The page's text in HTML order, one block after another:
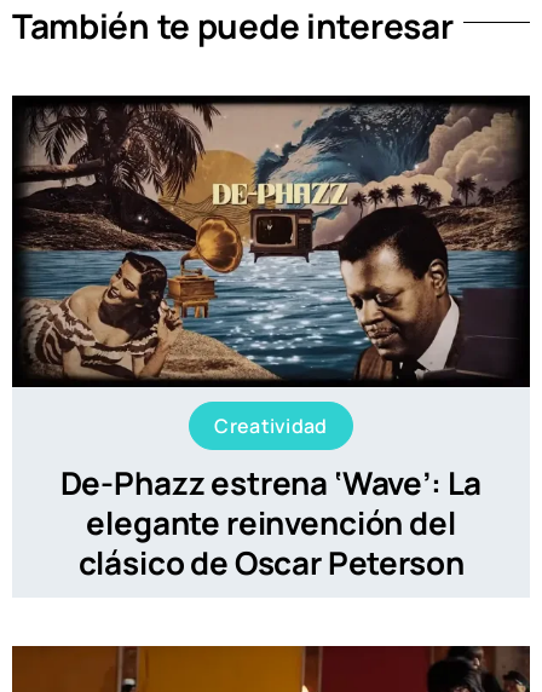
También te puede interesar
Creatividad
De-Phazz estrena ‘Wave’: La
elegante reinvención del
clásico de Oscar Peterson